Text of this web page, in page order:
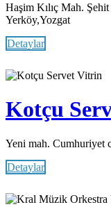
Haşim Kılıç Mah.
Yerköy,Yozgat
Detaylar
Vitrin
Kotçu
Yeni mah. Cumhuriyet
Detaylar